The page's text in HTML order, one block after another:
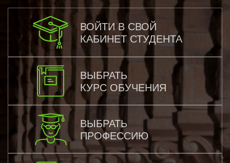
ВОЙТИ В СВОЙ
КАБИНЕТ СТУДЕНТА
ВЫБРАТЬ
КУРС ОБУЧЕНИЯ
ВЫБРАТЬ
ПРОФЕССИЮ